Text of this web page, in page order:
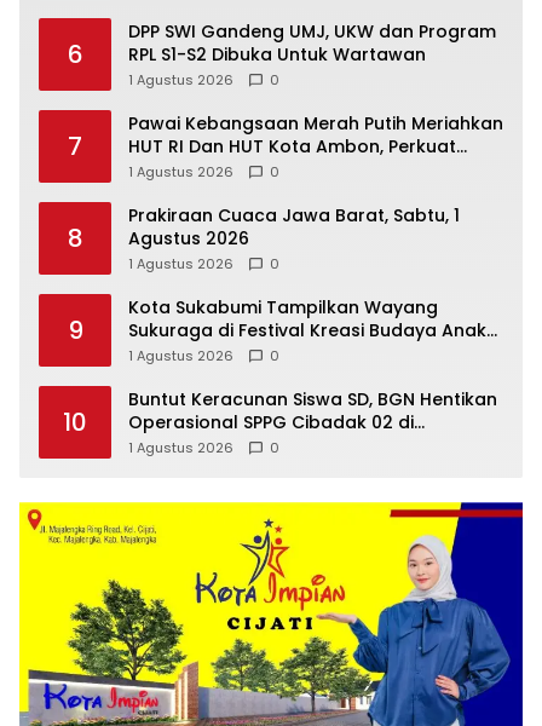
6
DPP SWI Gandeng UMJ, UKW dan Program
RPL S1-S2 Dibuka Untuk Wartawan
1 Agustus 2026 0
7
Pawai Kebangsaan Merah Putih Meriahkan
HUT RI Dan HUT Kota Ambon, Perkuat
Semangat Basudara di Maluku
1 Agustus 2026 0
8
Prakiraan Cuaca Jawa Barat, Sabtu, 1
Agustus 2026
1 Agustus 2026 0
9
Kota Sukabumi Tampilkan Wayang
Sukuraga di Festival Kreasi Budaya Anak
Jawa Barat
1 Agustus 2026 0
10
Buntut Keracunan Siswa SD, BGN Hentikan
Operasional SPPG Cibadak 02 di
Sukabumi
1 Agustus 2026 0